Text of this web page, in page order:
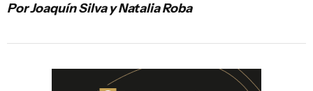
Por Joaquín Silva y Natalia Roba